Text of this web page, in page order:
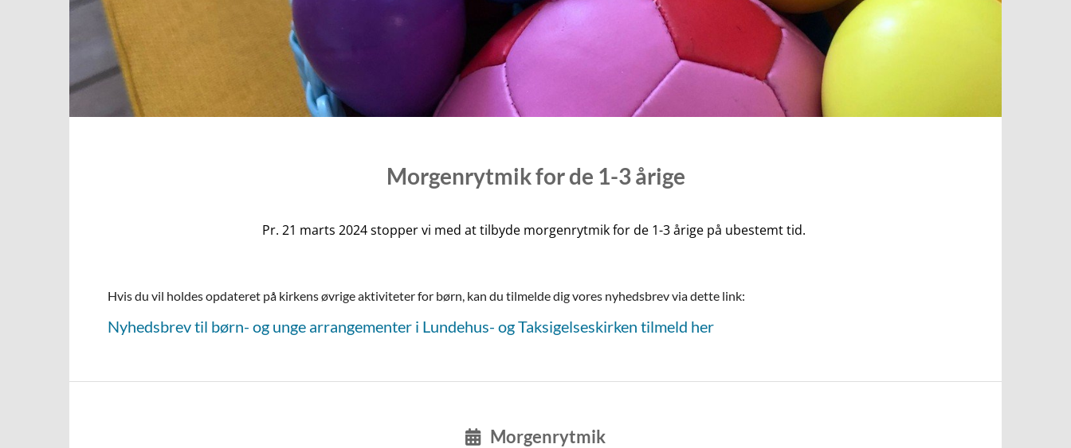
Morgenrytmik for de 1-3 årige
Pr. 21 marts 2024 stopper vi med at tilbyde morgenrytmik for de 1-3 årige på ubestemt tid.
Hvis du vil holdes opdateret på kirkens øvrige aktiviteter for børn, kan du tilmelde dig vores nyhedsbrev via dette link:
Nyhedsbrev til børn- og unge arrangementer i Lundehus- og Taksigelseskirken tilmeld her
Morgenrytmik